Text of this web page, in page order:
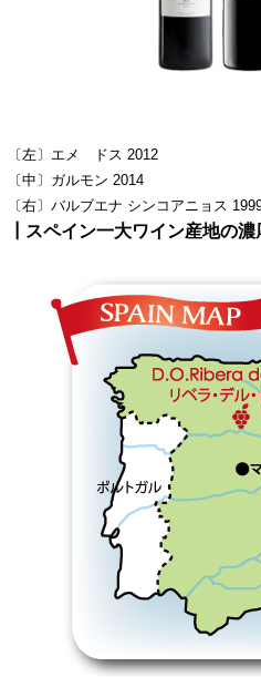
〔左〕エメ ドス 2012
〔中〕ガルモン 2014
〔右〕バルブエナ シンコアニョス
┃スペイン一大ワイン産地の